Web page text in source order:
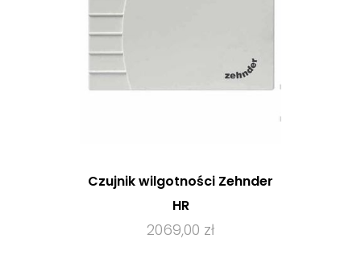
Czujnik wilgotności Zehnder
HR
2069,00 zł